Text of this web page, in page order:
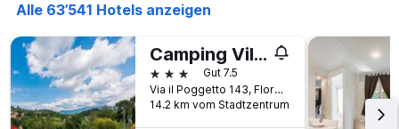
Alle 63’541 Hotels anzeigen
Camping Village Il Poggetto
3 SterneGut 7.5
Via iI Poggetto 143, Florenz, Toskana, Italien
14.2 km vom Stadtzentrum